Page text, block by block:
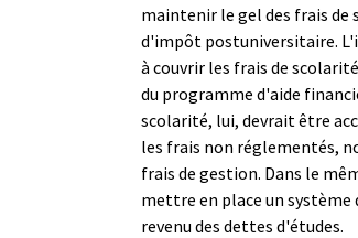
maintenir le gel des frais de
d'impôt postuniversitaire.
à couvrir les frais de
du programme d'aide
scolarité, lui, devrait être
les frais non réglementés,
frais de gestion. Dans le
mettre en place un
revenu des dettes d'études.